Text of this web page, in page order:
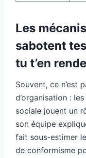
Les
sabotent
tu t’en
Souvent, ce n’est
d’organisation :
sociale jouent un
son équipe
fait sous-estimer
de conformisme